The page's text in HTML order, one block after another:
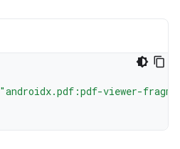
"androidx.pdf:pdf-viewer-